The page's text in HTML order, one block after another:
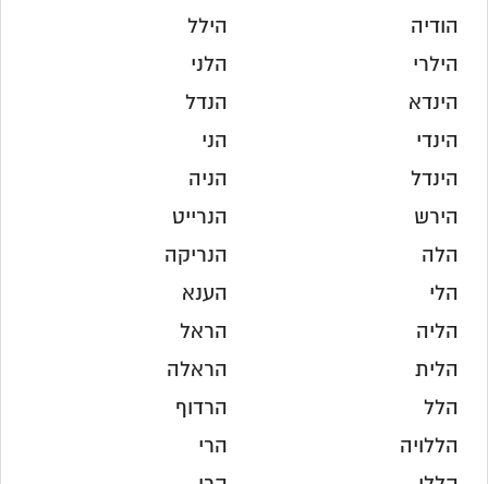
הודיה הילל
הילרי
הינדא
הינדי
הינדל
הירש
הלה
הלי
הליה
הלית
הלל
הללויה
הלני
הנדל
הני
הניה
הנרייט
הנריקה
הענא
הראל
הראלה
הרדוף
הרי